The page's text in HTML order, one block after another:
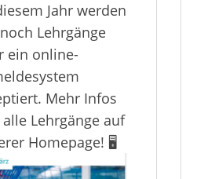
Jahr werden
Lehrgänge
ein online-
Mehr Infos
Lehrgänge auf
Homepage! 🖥